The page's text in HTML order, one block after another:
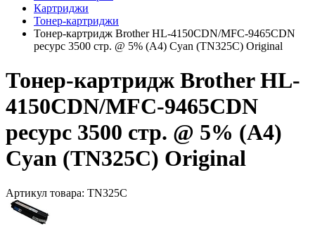
Картриджи
Тонер-картриджи
Тонер-картридж Brother HL-4150CDN/MFC-9465CDN
ресурс 3500 стр. @ 5% (А4) Cyan (TN325C) Original
Тонер-картридж Brother HL-
4150CDN/MFC-9465CDN
ресурс 3500 стр. @ 5% (А4)
Cyan (TN325C) Original
Артикул товара: TN325C